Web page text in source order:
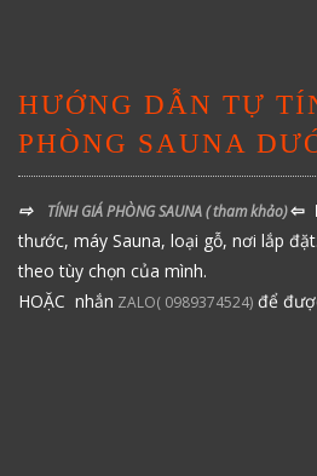
HƯỚNG DẪN TỰ
PHÒNG SAUNA
⇨ TÍNH GIÁ PHÒNG SAUNA( tham khảo)⇦
thước, máy Sauna, loại gỗ, nơi lắp
theo tùy chọn của mình.
HOẶC nhắn ZALO( 0989374524) để